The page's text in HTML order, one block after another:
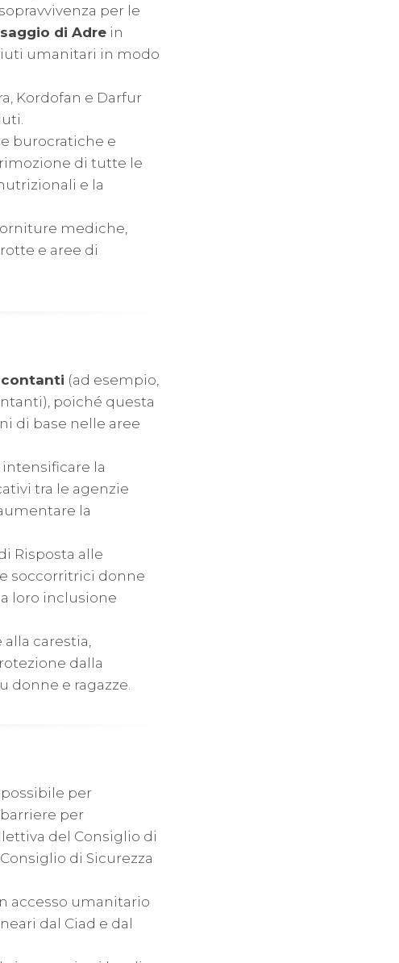
per le
di Adre in
umanitari in modo
Kordofan e Darfur
burocratiche e
di tutte le
e la
mediche,
e aree di
contanti (ad esempio,
poiché questa
di base nelle aree
intensificare la
tra le agenzie
la
Risposta alle
soccorritrici donne
loro inclusione
carestia,
dalla
donne e ragazze.
per
per
del Consiglio di
di Sicurezza
accesso umanitario
dal Ciad e dal